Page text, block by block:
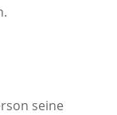
seine